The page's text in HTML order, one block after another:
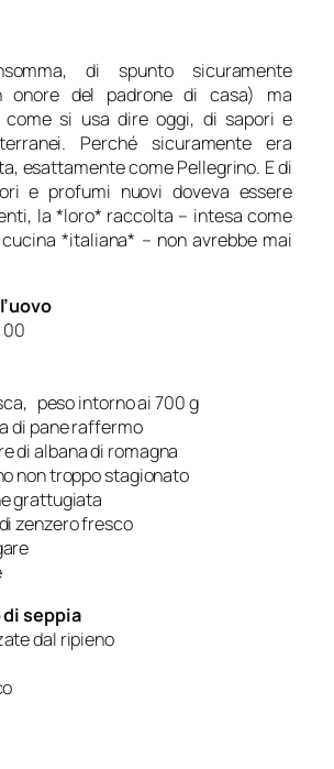
di spunto sicuramente
onore del padrone di casa) ma
come si usa dire oggi, di sapori e
Perché sicuramente era
esattamente come Pellegrino. E di
e profumi nuovi doveva essere
la *loro* raccolta – intesa come
*italiana* – non avrebbe mai
00
peso intorno ai 700 g
di pane raffermo
di albana di romagna
non troppo stagionato
grattugiata
zenzero fresco
seppia
dal ripieno